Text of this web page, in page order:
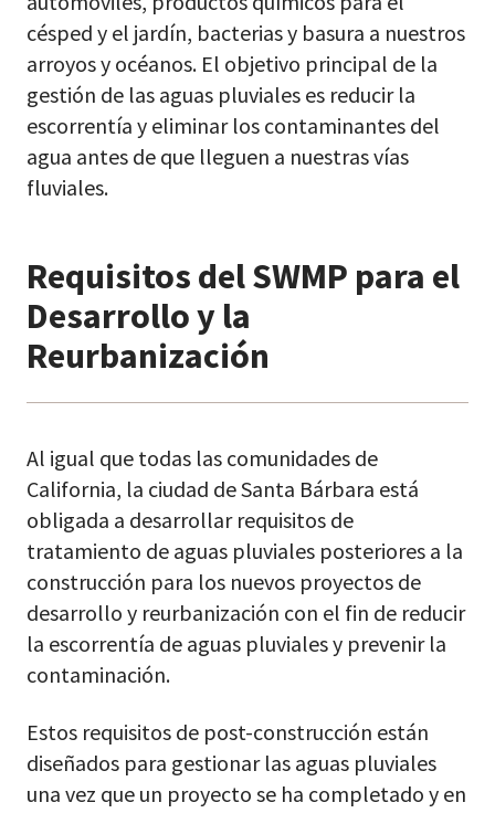
césped y el jardín, bacterias y basura a nuestros
arroyos y océanos. El objetivo principal de la
gestión de las aguas pluviales es reducir la
escorrentía y eliminar los contaminantes del
agua antes de que lleguen a nuestras vías
fluviales.
Requisitos del SWMP para el
Desarrollo y la
Reurbanización
Al igual que todas las comunidades de
California, la ciudad de Santa Bárbara está
obligada a desarrollar requisitos de
tratamiento de aguas pluviales posteriores a la
construcción para los nuevos proyectos de
desarrollo y reurbanización con el fin de reducir
la escorrentía de aguas pluviales y prevenir la
contaminación.
Estos requisitos de post-construcción están
diseñados para gestionar las aguas pluviales
una vez que un proyecto se ha completado y en